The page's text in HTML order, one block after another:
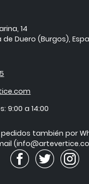
14
de Duero (Burgos),
9:00 a 14:00
pedidos también por